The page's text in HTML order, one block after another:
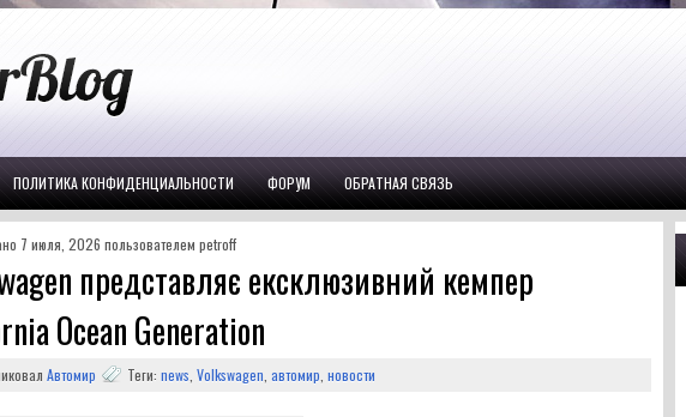
ПОЛИТИКА КОНФИДЕНЦИАЛЬНОСТИ ФОРУМ ОБРАТНАЯ СВЯЗЬ
7 июля, 2026 пользователем petroff
представляє ексклюзивний кемпер
Ocean Generation
Автомир Теги: news Volkswagen автомир новости